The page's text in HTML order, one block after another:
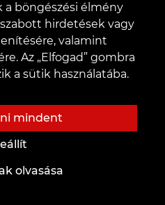
a böngészési élmény
hirdetések vagy
valamint
Az „Elfogad” gombra
a sütik használatába.
mindent
olvasása